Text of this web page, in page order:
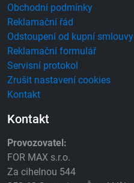
Obchodní podmínky
Reklamační řád
Odstoupení od kupní smlouvy
Reklamační formulář
Servisní protokol
Zrušit nastavení cookies
Kontakt
Kontakt
Provozovatel:
FOR MAX s.r.o.
Za cihelnou 544